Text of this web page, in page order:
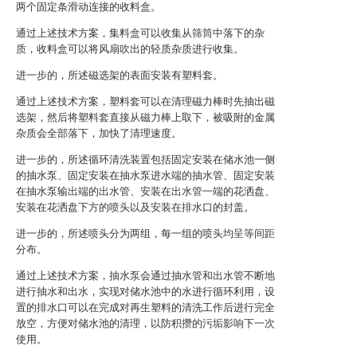
两个固定条滑动连接的收料盒。
通过上述技术方案，集料盒可以收集从筛筒中落下的杂
质，收料盒可以将风扇吹出的轻质杂质进行收集。
进一步的，所述磁选架的表面安装有塑料套。
通过上述技术方案，塑料套可以在清理磁力棒时先抽出磁
选架，然后将塑料套直接从磁力棒上取下，被吸附的金属
杂质会全部落下，加快了清理速度。
进一步的，所述循环清洗装置包括固定安装在储水池一侧
的抽水泵、固定安装在抽水泵进水端的抽水管、固定安装
在抽水泵输出端的出水管、安装在出水管一端的花洒盘、
安装在花洒盘下方的喷头以及安装在排水口的封盖。
进一步的，所述喷头分为两组，每一组的喷头均呈等间距
分布。
通过上述技术方案，抽水泵会通过抽水管和出水管不断地
进行抽水和出水，实现对储水池中的水进行循环利用，设
置的排水口可以在完成对再生塑料的清洗工作后进行完全
放空，方便对储水池的清理，以防积攒的污垢影响下一次
使用。